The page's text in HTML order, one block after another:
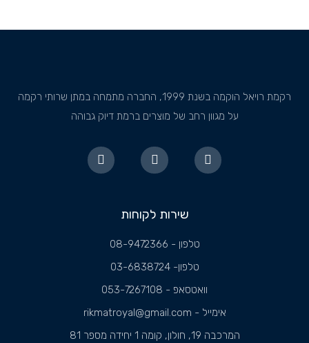
רקמת רויאל הוקמה בשנת 1999, החברה מתמחה במתן שרותי רקמה
על מגוון רחב של מוצרים ברמת דיוק גבוהה
שירות לקוחות
טלפון - 08-9472366
טלפון- 03-6838724
וואטסאפ - 053-7267108
אימייל - rikmatroyal@gmail.com
המרכבה 19, חולון, קומה 1 יחידה מספר 81